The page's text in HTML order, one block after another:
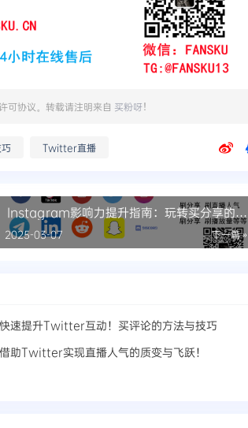
可协议。转载请注明来自 买粉呀！
Twitter直播
Instagram影响力提升指南：玩转买分享的艺
术
下一篇 »
2025-03-07
快速提升Twitter互动！买评论的方法与技巧
借助Twitter实现直播人气的质变与飞跃！